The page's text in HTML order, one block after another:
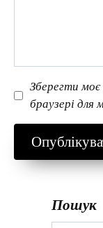
Зберегти
браузері для
Пошук